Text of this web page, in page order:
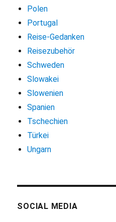
Polen
Portugal
Reise-Gedanken
Reisezubehör
Schweden
Slowakei
Slowenien
Spanien
Tschechien
Türkei
Ungarn
SOCIAL MEDIA